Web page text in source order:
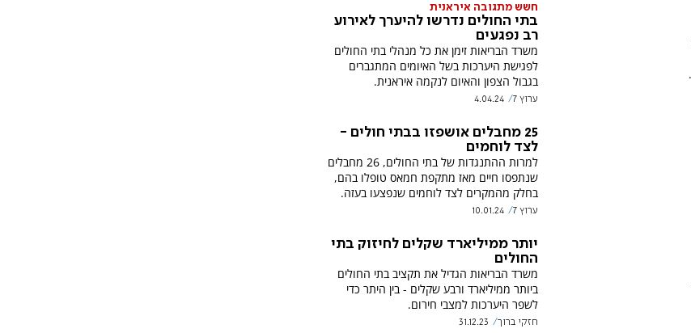
חשש מתגובה איראנית
בתי החולים נדרשו להיערך לאירוע
רב נפגעים
משרד הבריאות זימן את כל מנהלי בתי החולים
לפגישת היערכות בשל האיומים המתגברים
בגבול הצפון והאיום לנקמה איראנית.
ערוץ 7 4.04.24
25 מחבלים אושפזו בבתי חולים -
לצד לוחמים
למרות ההתנגדות של בתי החולים, 26 מחבלים
שנתפסו חיים מאז מתקפת חמאס טופלו בהם,
בחלק מהמקרים לצד לוחמים שנפצעו בעזה.
ערוץ 7 10.01.24
יותר ממיליארד שקלים לחיזוק בתי
החולים
משרד הבריאות הגדיל את תקציב בתי החולים
ביותר ממיליארד ורבע שקלים - בין היתר כדי
לשפר היערכות למצבי חירום.
חזקי ברוך 31.12.23